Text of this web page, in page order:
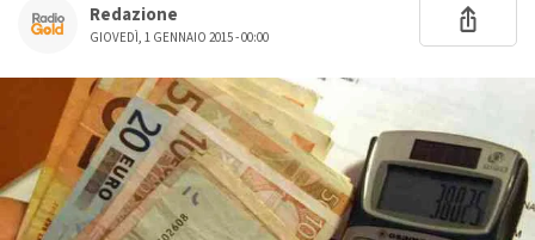
Redazione
GIOVEDÌ, 1 GENNAIO 2015 - 00:00